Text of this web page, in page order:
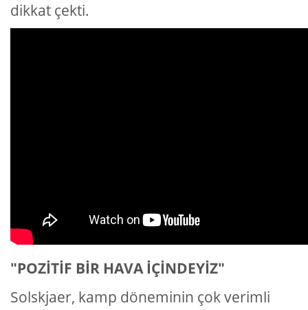
dikkat çekti.
"POZİTİF BİR HAVA İÇİNDEYİZ"
Solskjaer, kamp döneminin çok verimli